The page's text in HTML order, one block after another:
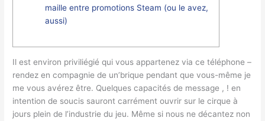
maille entre promotions Steam (ou le avez,
aussi)
Il est environ priviliégié qui vous appartenez via ce téléphone –
rendez en compagnie de un’brique pendant que vous-même je
me vous avérez être. Quelques capacités de message , ! en
intention de soucis sauront carrément ouvrir sur le cirque à
jours plein de l’industrie du jeu. Même si nous ne décantez non